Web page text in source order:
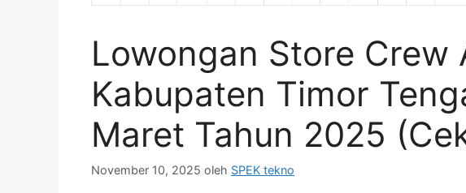
Lowongan Store Crew
Kabupaten Timor
Maret Tahun 2025
November 10, 2025 oleh SPEK tekno